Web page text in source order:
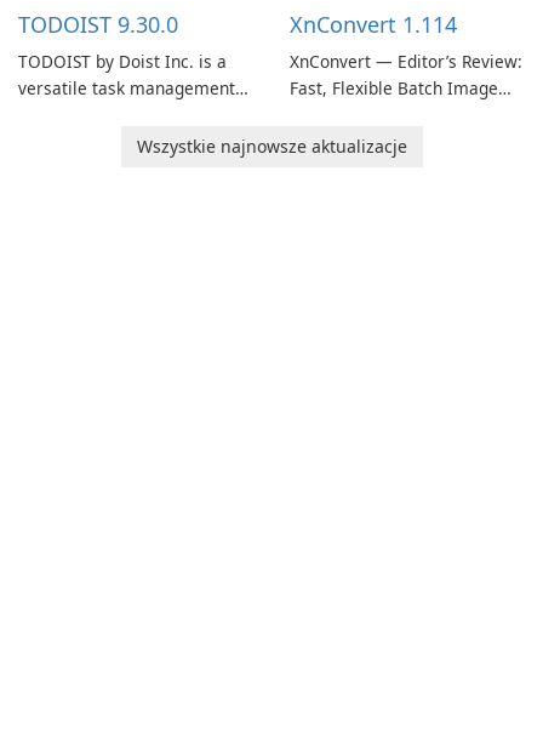
TODOIST 9.30.0
TODOIST by Doist Inc. is a
versatile task management
individuals and teams
XnConvert 1.114
XnConvert — Editor’s Review:
Fast, Flexible Batch Image
macOS and Linux XnConvert
Wszystkie najnowsze aktualizacje